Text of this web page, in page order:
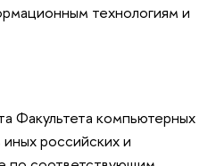
технологиям и
Факультета компьютерных
российских и